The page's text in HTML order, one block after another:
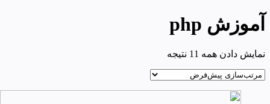
آموزش php
نمایش دادن همه 11 نتیجه